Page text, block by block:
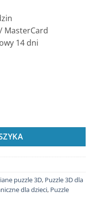
MasterCard
14 dni
puzzle 3D, Puzzle 3D dla
dla dzieci, Puzzle